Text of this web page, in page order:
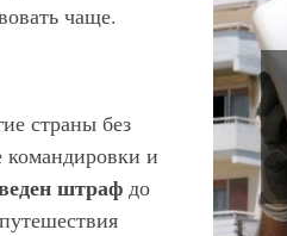
чаще.
страны без
командировки и
штраф до
KRONOS
ШЕЛЬФЕ
JUL 28, 2026